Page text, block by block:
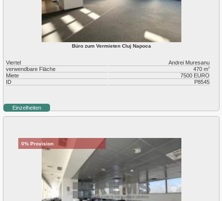
Büro zum Vermieten Cluj Napoca
Viertel
Andrei Muresanu
verwendbare Fläche
470 m2
Miete
7500 EURO
ID
P8545
Einzelheiten
0% Provision